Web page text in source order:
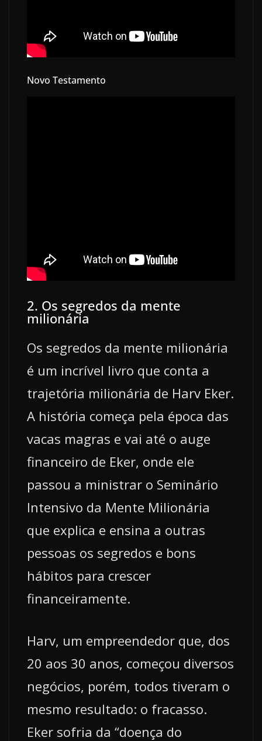
Novo Testamento
2. Os segredos da mente
milionária
Os segredos da mente milionária
é um incrível livro que conta a
trajetória milionária de Harv Eker.
A história começa pela época das
vacas magras e vai até o auge
financeiro de Eker, onde ele
passou a ministrar o Seminário
Intensivo da Mente Milionária
que explica e ensina a outras
pessoas os segredos e bons
hábitos para crescer
financeiramente.
Harv, um empreendedor que, dos
20 aos 30 anos, começou diversos
negócios, porém, todos tiveram o
mesmo resultado: o fracasso.
Eker sofria da “doença do